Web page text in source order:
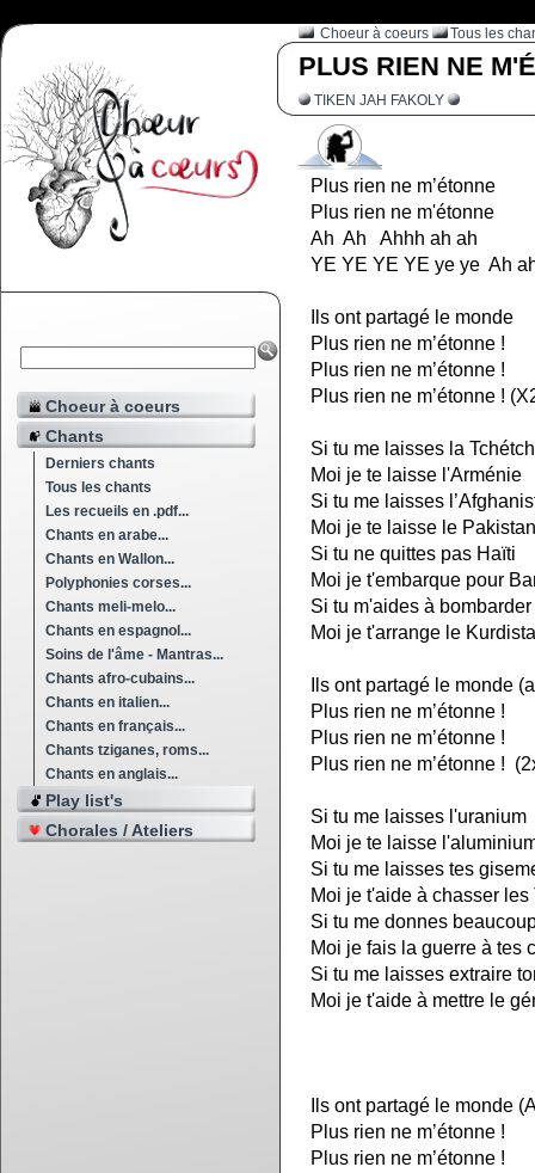
Choeur à coeurs
Chants
Derniers chants
Tous les chants
Les recueils en .pdf...
Chants en arabe...
Chants en Wallon...
Polyphonies corses...
Chants meli-melo...
Chants en espagnol...
Soins de l'âme - Mantras...
Chants afro-cubains...
Chants en italien...
Chants en français...
Chants tziganes, roms...
Chants en anglais...
Play list's
Chorales / Ateliers
Choeur à coeurs Tous les
PLUS RIEN NE
TIKEN JAH FAKOLY
Plus rien ne m’étonne
Plus rien ne m'étonne
Ah Ah Ahhh ah ah
YE YE YE YE ye ye Ah
Ils ont partagé le monde
Plus rien ne m’étonne !
Plus rien ne m’étonne !
Plus rien ne m’étonne !
Si tu me laisses la
Moi je te laisse l'Arménie
Si tu me laisses
Moi je te laisse le Pakistan
Si tu ne quittes pas Haïti
Moi je t'embarque pour
Si tu m'aides à
Moi je t'arrange le
Ils ont partagé le monde
Plus rien ne m’étonne !
Plus rien ne m’étonne !
Plus rien ne m’étonne !
Si tu me laisses l'uranium
Moi je te laisse
Si tu me laisses tes
Moi je t'aide à chasser les
Si tu me donnes
Moi je fais la guerre à tes
Si tu me laisses extraire
Moi je t'aide à mettre le
Ils ont partagé le monde
Plus rien ne m’étonne !
Plus rien ne m’étonne !